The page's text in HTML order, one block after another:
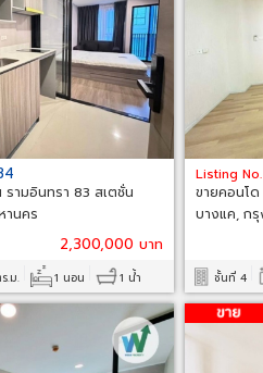
ามอินทรา 83 สเตชั่น
านคร
2,300,000 บาท
.ม. 1 นอน 1 น้ำ
Listing No.
ขายคอนโ
บางแค, ก
ชั้นที่ 4